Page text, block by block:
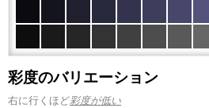
彩度のバリエーション
右に行くほど彩度が低い